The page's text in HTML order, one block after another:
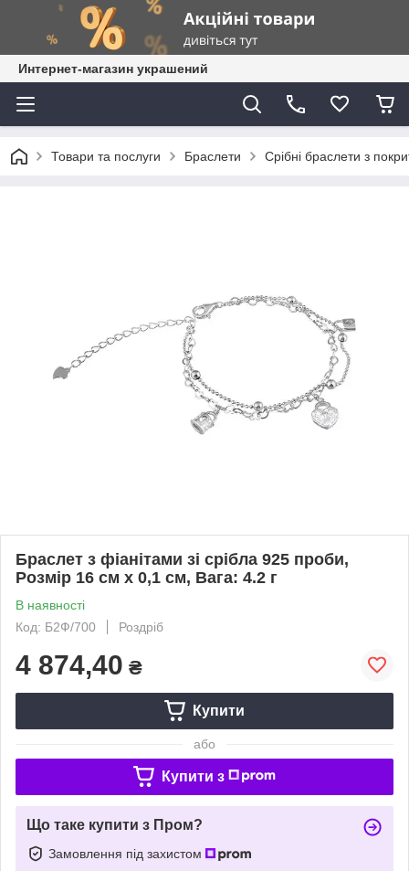
Интернет-магазин украшений
Товари та послуги Браслети Срібні браслети з
Браслет з фіанітами зі срібла 925 проби,
Розмір 16 см x 0,1 см, Вага: 4.2 г
В наявності
Код: Б2Ф/700
Роздріб
4 874,40 ₴
Купити
або
Купити з
Що таке купити з Пром?
Замовлення під захистом